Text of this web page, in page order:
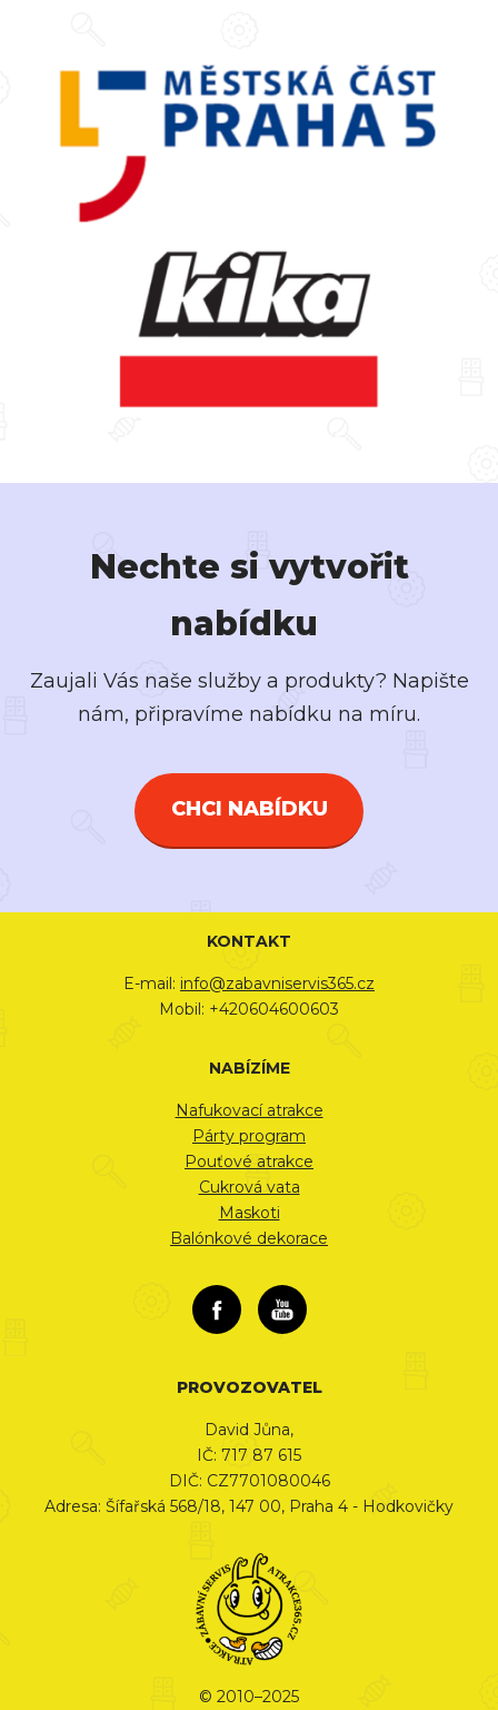
Nechte si vytvořit
nabídku
Zaujali Vás naše služby a produkty? Napište
nám, připravíme nabídku na míru.
CHCI NABÍDKU
KONTAKT
E-mail: info@zabavniservis365.cz
Mobil: +420604600603
NABÍZÍME
Nafukovací atrakce
Párty program
Pouťové atrakce
Cukrová vata
Maskoti
Balónkové dekorace
PROVOZOVATEL
David Jůna,
IČ: 717 87 615
DIČ: CZ7701080046
Adresa: Šífařská 568/18, 147 00, Praha 4 - Hodkovičky
© 2010–2025